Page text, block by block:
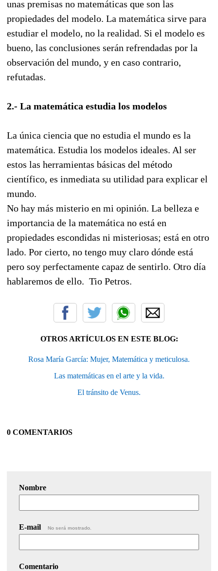
unas premisas no matemáticas que son las
propiedades del modelo. La matemática sirve para
estudiar el modelo, no la realidad. Si el modelo es
bueno, las conclusiones serán refrendadas por la
observación del mundo, y en caso contrario,
refutadas.
2.- La matemática estudia los modelos
La única ciencia que no estudia el mundo es la
matemática. Estudia los modelos ideales. Al ser
estos las herramientas básicas del método
científico, es inmediata su utilidad para explicar el
mundo.
No hay más misterio en mi opinión. La belleza e
importancia de la matemática no está en
propiedades escondidas ni misteriosas; está en otro
lado. Por cierto, no tengo muy claro dónde está
pero soy perfectamente capaz de sentirlo. Otro día
hablaremos de ello. Tio Petros.
OTROS ARTÍCULOS EN ESTE BLOG:
Rosa María García: Mujer, Matemática y meticulosa.
Las matemáticas en el arte y la vida.
El tránsito de Venus.
0 COMENTARIOS
Nombre
E-mail No será mostrado.
Comentario